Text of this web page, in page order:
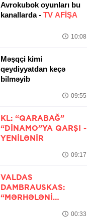
Avrokubok oyunları bu
kanallarda - TV AFİŞA
10:08
Məşqçi kimi
qeydiyyatdan keçə
bilməyib
09:55
KL: “QARABAĞ”
“DINAMO”YA QARŞI -
YENİLƏNİR
09:17
VALDAS
DAMBRAUSKAS:
“MƏRHƏLƏNI
00:33